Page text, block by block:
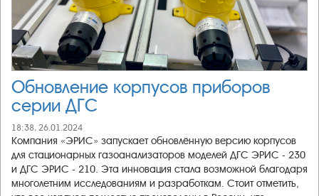
Обновление корпусов приборов
серии ДГС
18:38, 26.01.2024
Компания «ЭРИС» запускает обновлённую версию корпусов
для стационарных газоанализаторов моделей ДГС ЭРИС - 230
и ДГС ЭРИС - 210. Эта инновация стала возможной благодаря
многолетним исследованиям и разработкам. Стоит отметить,